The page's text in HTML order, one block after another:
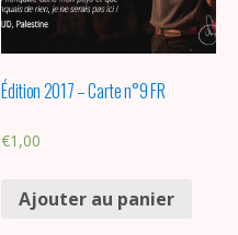
Édition 2017 – Carte n°9 FR
€1,00
Ajouter au panier